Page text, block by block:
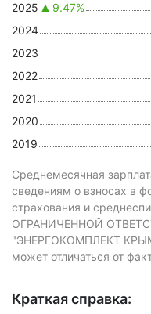
2025 9.47%
2024
2023
2022
2021
2020
2019
Среднемесячная
сведениям о взносах в
страхования и
ОГРАНИЧЕННОЙ
"ЭНЕРГОКОМПЛЕКТ
может отличаться от
Краткая справка: